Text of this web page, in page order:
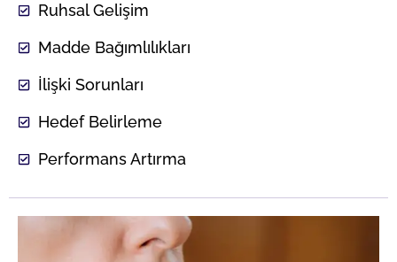
Ruhsal Gelişim
Madde Bağımlılıkları
İlişki Sorunları
Hedef Belirleme
Performans Artırma